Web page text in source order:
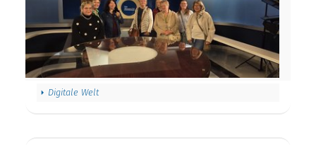
Digitale Welt